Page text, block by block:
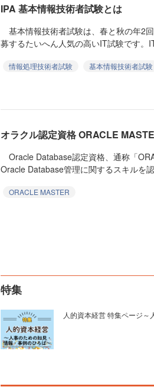
IPA 基本情報技術者試験とは
基本情報技術者試験は、春と秋の年2
募するたいへん人気の高いIT試験です。
情報処理技術者試験
基本情報技術者試験
オラクル認定資格 ORACLE
Oracle Database認定資格、通称「
Oracle Database管理に関するスキルを
ORACLE MASTER
特集
人的資本経営 特集ページ